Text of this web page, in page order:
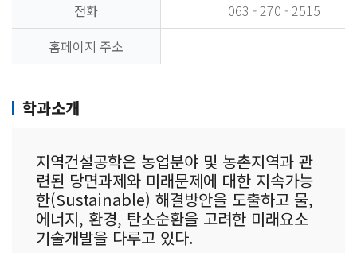
전화
063 - 270 - 2515
홈페이지 주소
학과소개
지역건설공학은 농업분야 및 농촌지역과 관
련된 당면과제와 미래문제에 대한 지속가능
한(Sustainable) 해결방안을 도출하고 물,
에너지, 환경, 탄소순환을 고려한 미래요소
기술개발을 다루고 있다.